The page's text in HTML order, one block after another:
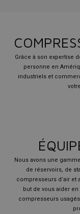
Grâce à son expertise
personne en
industriels et
Nous avons une
de réservoirs, de
compresseurs d’air et
but de vous aider en
compresseurs